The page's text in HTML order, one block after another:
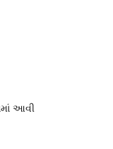
આવી